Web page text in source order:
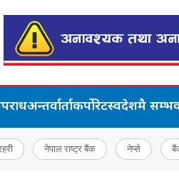
अन्तर्वार्ताकर्पोरेटस्वदेशमै
नेपाल राष्ट्र बैंक नेप्से